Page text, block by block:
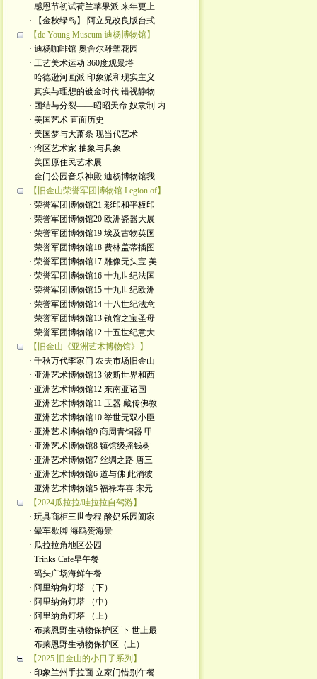
· 感恩节初试荷兰苹果派 来年更上
· 【金秋绿岛】 阿立兄改良版台式
【de Young Museum 迪杨博物馆】
· 迪杨咖啡馆 奥舍尔雕塑花园
· 工艺美术运动 360度观景塔
· 哈德逊河画派 印象派和现实主义
· 真实与理想的镀金时代 错视静物
· 团结与分裂——昭昭天命 奴隶制 内
· 美国艺术 直面历史
· 美国梦与大萧条 现当代艺术
· 湾区艺术家 抽象与具象
· 美国原住民艺术展
· 金门公园音乐神殿 迪杨博物馆我
【旧金山荣誉军团博物馆 Legion of】
· 荣誉军团博物馆21 彩印和平板印
· 荣誉军团博物馆20 欧洲瓷器大展
· 荣誉军团博物馆19 埃及古物英国
· 荣誉军团博物馆18 费林盖蒂插图
· 荣誉军团博物馆17 雕像无头宝 美
· 荣誉军团博物馆16 十九世纪法国
· 荣誉军团博物馆15 十九世纪欧洲
· 荣誉军团博物馆14 十八世纪法意
· 荣誉军团博物馆13 镇馆之宝圣母
· 荣誉军团博物馆12 十五世纪意大
【旧金山《亚洲艺术博物馆》】
· 千秋万代李家门 农夫市场旧金山
· 亚洲艺术博物馆13 波斯世界和西
· 亚洲艺术博物馆12 东南亚诸国
· 亚洲艺术博物馆11 玉器 藏传佛教
· 亚洲艺术博物馆10 举世无双小臣
· 亚洲艺术博物馆9 商周青铜器 甲
· 亚洲艺术博物馆8 镇馆级摇钱树
· 亚洲艺术博物馆7 丝绸之路 唐三
· 亚洲艺术博物馆6 道与佛 此消彼
· 亚洲艺术博物馆5 福禄寿喜 宋元
【2024瓜拉拉/哇拉拉自驾游】
· 玩具商柜三世专程 酸奶乐园阖家
· 晕车歇脚 海鸥赞海景
· 瓜拉拉角地区公园
· Trinks Cafe早午餐
· 码头广场海鲜午餐
· 阿里纳角灯塔 （下）
· 阿里纳角灯塔 （中）
· 阿里纳角灯塔 （上）
· 布莱恩野生动物保护区 下 世上最
· 布莱恩野生动物保护区（上）
【2025 旧金山的小日子系列】
· 印象兰州手拉面 立家门惜别午餐